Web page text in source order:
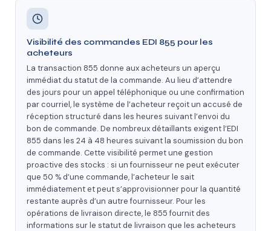
Visibilité des commandes EDI 855 pour les
acheteurs
La transaction 855 donne aux acheteurs un aperçu
immédiat du statut de la commande. Au lieu d’attendre
des jours pour un appel téléphonique ou une confirmation
par courriel, le système de l’acheteur reçoit un accusé de
réception structuré dans les heures suivant l’envoi du
bon de commande. De nombreux détaillants exigent l’EDI
855 dans les 24 à 48 heures suivant la soumission du bon
de commande. Cette visibilité permet une gestion
proactive des stocks : si un fournisseur ne peut exécuter
que 50 % d’une commande, l’acheteur le sait
immédiatement et peut s’approvisionner pour la quantité
restante auprès d’un autre fournisseur. Pour les
opérations de livraison directe, le 855 fournit des
informations sur le statut de livraison que les acheteurs